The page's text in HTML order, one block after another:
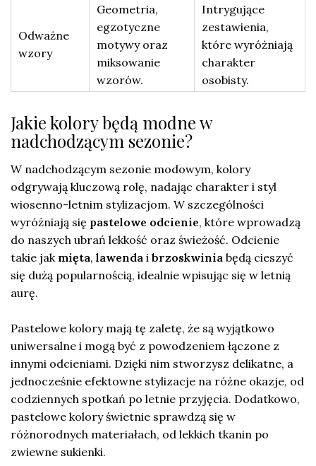
Odważne
wzory
Geometria,
egzotyczne
motywy oraz
miksowanie
wzorów.
Intrygujące
zestawienia,
które wyróżniają
charakter
osobisty.
Jakie kolory będą modne w
nadchodzącym sezonie?
W nadchodzącym sezonie modowym, kolory
odgrywają kluczową rolę, nadając charakter i styl
wiosenno-letnim stylizacjom. W szczególności
wyróżniają się pastelowe odcienie, które wprowadzą
do naszych ubrań lekkość oraz świeżość. Odcienie
takie jak mięta, lawenda i brzoskwinia będą cieszyć
się dużą popularnością, idealnie wpisując się w letnią
aurę.
Pastelowe kolory mają tę zaletę, że są wyjątkowo
uniwersalne i mogą być z powodzeniem łączone z
innymi odcieniami. Dzięki nim stworzysz delikatne, a
jednocześnie efektowne stylizacje na różne okazje, od
codziennych spotkań po letnie przyjęcia. Dodatkowo,
pastelowe kolory świetnie sprawdzą się w
różnorodnych materiałach, od lekkich tkanin po
zwiewne sukienki.